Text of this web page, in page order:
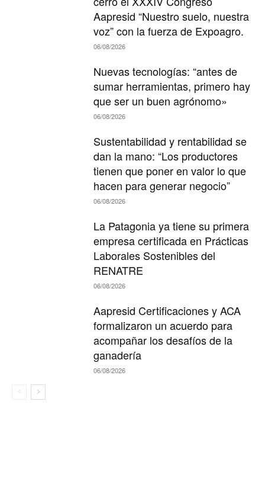
Aapresid “Nuestro suelo, nuestra
voz” con la fuerza de Expoagro.
06/08/2026
Nuevas tecnologías: “antes de
sumar herramientas, primero hay
que ser un buen agrónomo»
06/08/2026
Sustentabilidad y rentabilidad se
dan la mano: “Los productores
tienen que poner en valor lo que
hacen para generar negocio”
06/08/2026
La Patagonia ya tiene su primera
empresa certificada en Prácticas
Laborales Sostenibles del
RENATRE
06/08/2026
Aapresid Certificaciones y ACA
formalizaron un acuerdo para
acompañar los desafíos de la
ganadería
06/08/2026